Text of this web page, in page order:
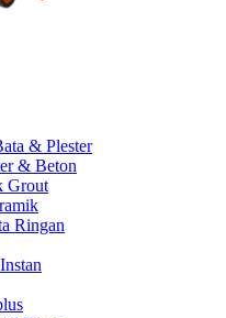
& Plester
& Beton
Grout
Ringan